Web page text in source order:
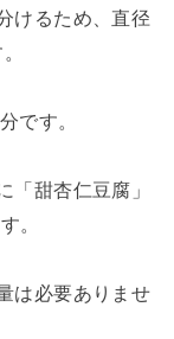
けるため、直径
です。
「甜杏仁豆腐」
。
は必要ありませ